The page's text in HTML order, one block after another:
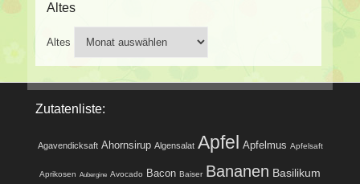
Altes
Altes
Zutatenliste:
Agavendicksaft Ahornsirup Algensalat Apfel Apfelmus Apfelsaft
Aprikosen Aubergine Avocado Bacon Baiser Bananen Basilikum